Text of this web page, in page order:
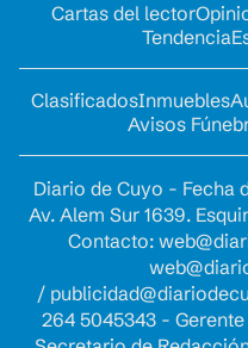
Cartas del lector
Tendencia
ClasificadosInmuebles
Avisos
Diario de Cuyo - Fecha
Av. Alem Sur 1639.
Contacto:
/
264 5045343 -